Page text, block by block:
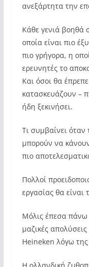
ανεξάρτητα την
Κάθε γενιά βοηθά
οποία είναι πιο
πιο γρήγορα, η
ερευνητές το
Και όσοι θα
κατασκευάζουν –
ήδη ξεκινήσει.
Τι συμβαίνει
μπορούν να
πιο
Πολλοί
εργασίας θα είναι
Μόλις έπεσα πάνω
μαζικές
Heineken λόγω
Η ολλανδική